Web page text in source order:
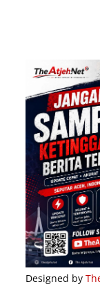
Designed by